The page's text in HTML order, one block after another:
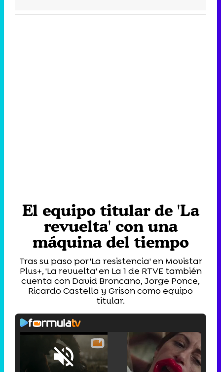
El equipo titular de 'La
revuelta' con una
máquina del tiempo
Tras su paso por 'La resistencia' en Movistar
Plus+, 'La revuelta' en La 1 de RTVE también
cuenta con David Broncano, Jorge Ponce,
Ricardo Castella y Grison como equipo
titular.
Loaded:
25.30%